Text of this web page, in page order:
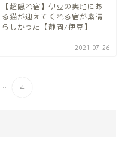
【超隠れ宿】伊豆の奥地にあ
る猫が迎えてくれる宿が素晴
らしかった【静岡/伊豆】
2021-07-26
... 4